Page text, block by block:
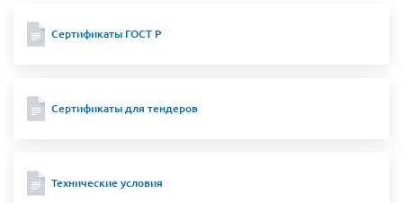
Сертификаты ГОСТ Р
Сертификаты для тендеров
Технические условия